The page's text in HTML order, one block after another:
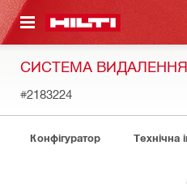
ЗМІСТУ
СИСТЕМА ВИДАЛЕННЯ
#2183224
Конфігуратор Технічна